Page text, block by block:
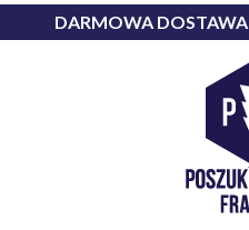
DARMOWA DOSTAWA